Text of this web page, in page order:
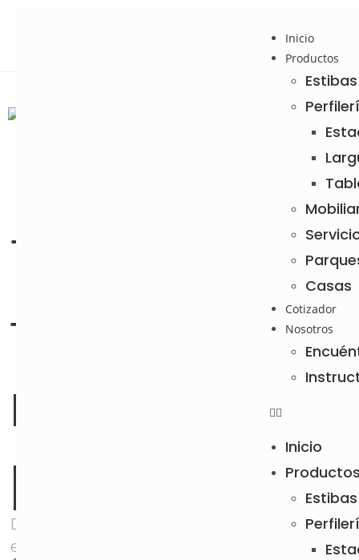
Inicio
Productos
Estibas
Casas
Cotizador
Nosotros
Inicio
Estibas
Transforma
tu hogar con
madera
plástica
Diseño, resistencia y sostenibilidad para tus
espacios exteriores e interiores.